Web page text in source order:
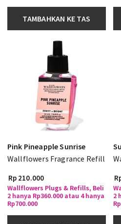
TAMBAHKAN KE TAS
Pink Pineapple Sunrise
Wallflowers Fragrance Refill
Rp 210.000
Wallflowers Plugs & Refills, Beli
2 hanya Rp360.000 atau 4 hanya
Rp700.000
2